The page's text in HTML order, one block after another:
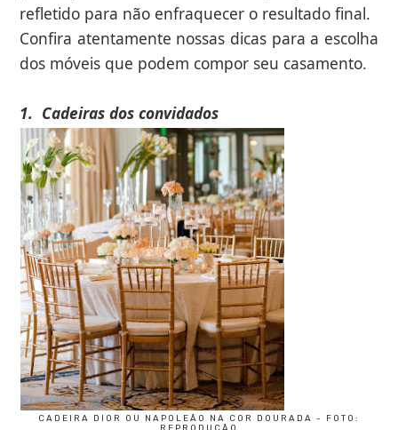
refletido para não enfraquecer o resultado final.
Confira atentamente nossas dicas para a escolha
dos móveis que podem compor seu casamento.
1. Cadeiras dos convidados
CADEIRA DIOR OU NAPOLEÃO NA COR DOURADA - FOTO:
REPRODUÇÃO